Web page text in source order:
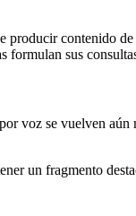
contenido
formulan sus
voz se vuelven
un fragmento